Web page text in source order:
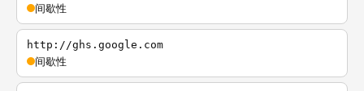
间歇性
http://ghs.google.com
间歇性